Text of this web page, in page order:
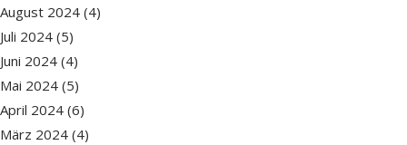
August 2024 (4)
Juli 2024 (5)
Juni 2024 (4)
Mai 2024 (5)
April 2024 (6)
März 2024 (4)